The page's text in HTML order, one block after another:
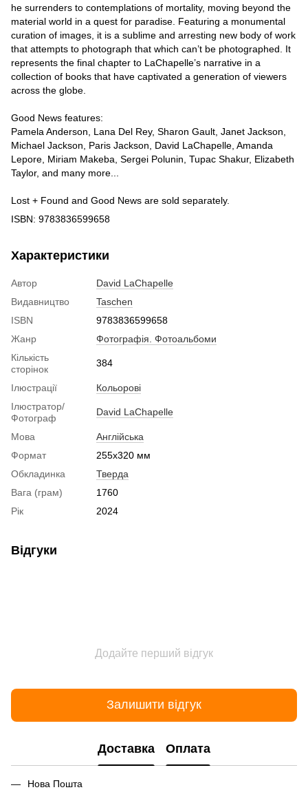
he surrenders to contemplations of mortality, moving beyond the
material world in a quest for paradise. Featuring a monumental
curation of images, it is a sublime and arresting new body of work
that attempts to photograph that which can’t be photographed. It
represents the final chapter to LaChapelle’s narrative in a
collection of books that have captivated a generation of viewers
across the globe.
Good News features:
Pamela Anderson, Lana Del Rey, Sharon Gault, Janet Jackson,
Michael Jackson, Paris Jackson, David LaChapelle, Amanda
Lepore, Miriam Makeba, Sergei Polunin, Tupac Shakur, Elizabeth
Taylor, and many more...
Lost + Found and Good News are sold separately.
ISBN: 9783836599658
Характеристики
Автор
David LaChapelle
Видавництво
Taschen
ISBN
9783836599658
Жанр
Фотографія. Фотоальбоми
Кількість
сторінок
384
Ілюстрації
Кольорові
Ілюстратор/
Фотограф
David LaChapelle
Мова
Англійська
Формат
255x320 мм
Обкладинка
Тверда
Вага (грам)
1760
Рік
2024
Відгуки
Додайте перший відгук
Залишити відгук
Доставка Оплата
Нова Пошта